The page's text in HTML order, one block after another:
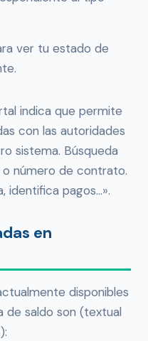
ver tu estado de
indica que permite
con las autoridades
sistema. Búsqueda
número de contrato.
identifica pagos…».
en
disponibles
de saldo son (textual